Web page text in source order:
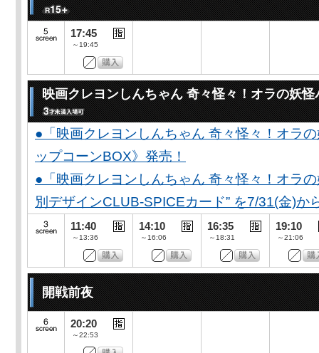
17:45
～19:45
映画クレヨンしんちゃん 奇々怪々！オラの妖怪
●「映画クレヨンしんちゃん 奇々怪々！オラ
ップコーンBOX》発売！
●「映画クレヨンしんちゃん 奇々怪々！オラ
別デザインCLUB-SPICEカード” を7/31(金)か
11:40
～13:36
14:10
～16:06
16:35
～18:31
19:10
～21:06
開戦前夜
20:20
～22:53